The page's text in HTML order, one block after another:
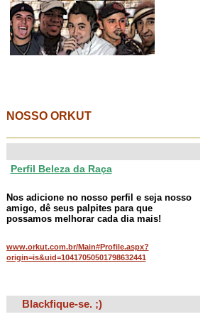
NOSSO ORKUT
Perfil Beleza da Raça
Nos adicione no nosso perfil e seja nosso
amigo, dê seus palpites para que
possamos melhorar cada dia mais!
www.orkut.com.br/Main#Profile.aspx?
origin=is&uid=10417050501798632441
Blackfique-se. ;)